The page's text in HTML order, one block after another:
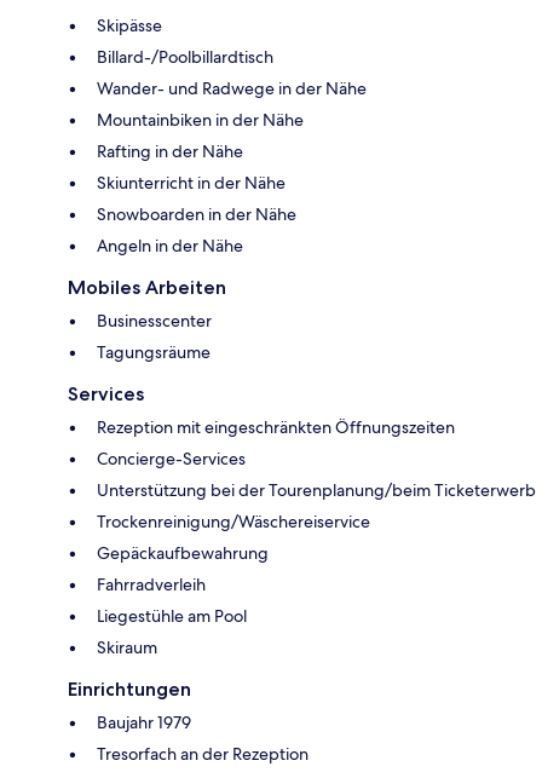
Skipässe
Billard-/Poolbillardtisch
Wander- und Radwege in der Nähe
Mountainbiken in der Nähe
Rafting in der Nähe
Skiunterricht in der Nähe
Snowboarden in der Nähe
Angeln in der Nähe
Mobiles Arbeiten
Businesscenter
Tagungsräume
Services
Rezeption mit eingeschränkten Öffnungszeiten
Concierge-Services
Unterstützung bei der Tourenplanung/beim Ticketerwerb
Trockenreinigung/Wäschereiservice
Gepäckaufbewahrung
Fahrradverleih
Liegestühle am Pool
Skiraum
Einrichtungen
Baujahr 1979
Tresorfach an der Rezeption